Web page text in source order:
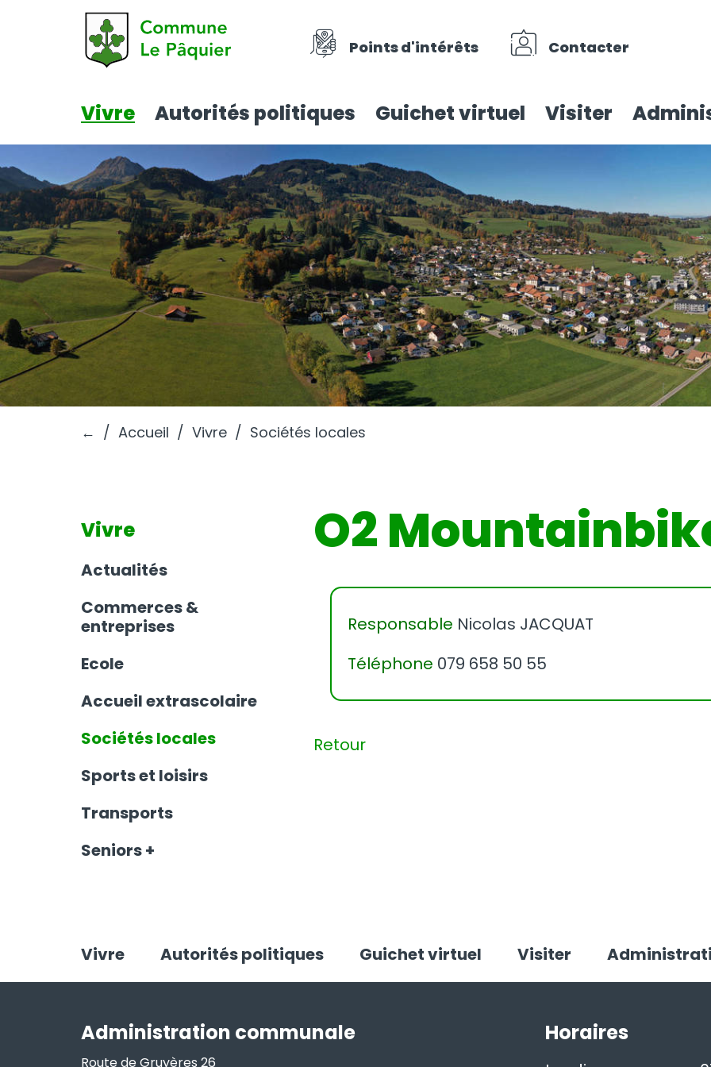
Points d'intérêts Contacter
Vivre Autorités politiques Guichet virtuel Visiter
← Accueil Vivre Sociétés locales
Vivre
Actualités
Commerces &
entreprises
Ecole
Accueil extrascolaire
Sociétés locales
Sports et loisirs
Transports
Seniors +
O2
Responsable Nicolas JACQUAT
Téléphone 079 658 50 55
Retour
Vivre Autorités politiques Guichet virtuel Visiter
Administration communale
Route de Gruyères 26
Horaires